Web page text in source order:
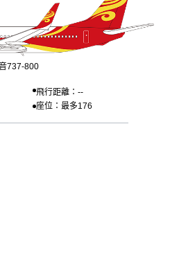
737-800
飛行距離：--
座位：最多176